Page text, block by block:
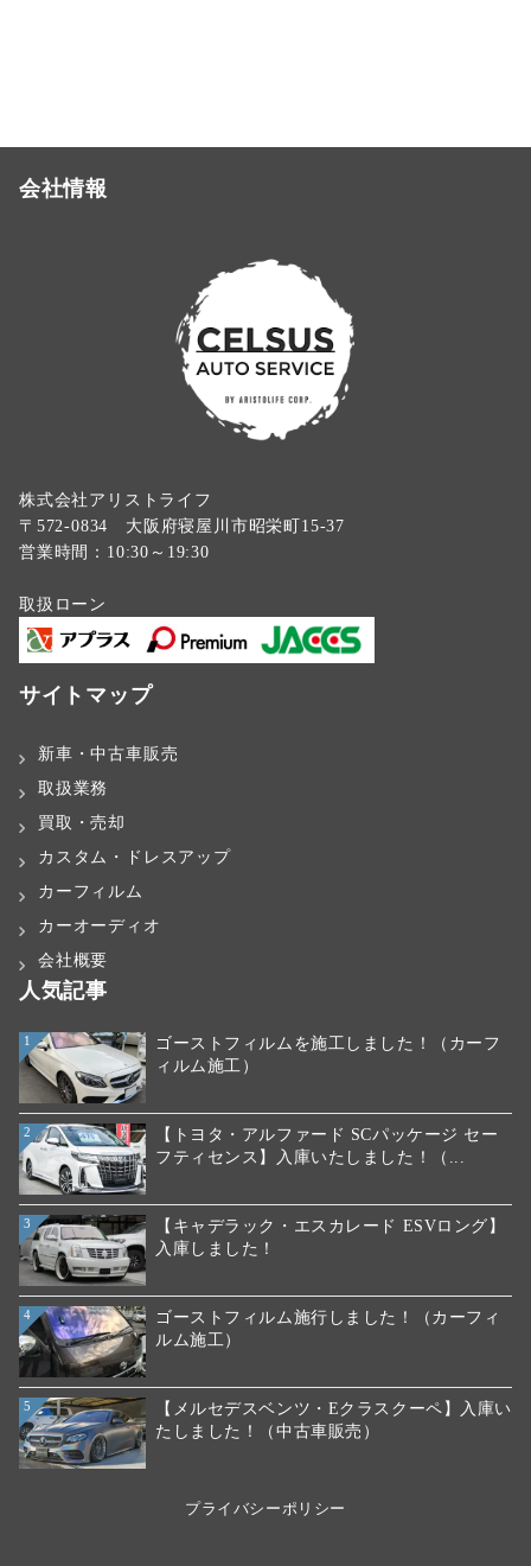
会社情報
株式会社アリストライフ
〒572-0834 大阪府寝屋川市昭栄町15-37
営業時間：10:30～19:30
取扱ローン
サイトマップ
新車・中古車販売
取扱業務
買取・売却
カスタム・ドレスアップ
カーフィルム
カーオーディオ
会社概要
人気記事
1
ゴーストフィルムを施工しました！（カーフ
ィルム施工）
2
【トヨタ・アルファード SCパッケージ セー
フティセンス】入庫いたしました！（...
3
【キャデラック・エスカレード ESVロング】
入庫しました！
4
ゴーストフィルム施行しました！（カーフィ
ルム施工）
5
【メルセデスベンツ・Eクラスクーペ】入庫い
たしました！（中古車販売）
プライバシーポリシー